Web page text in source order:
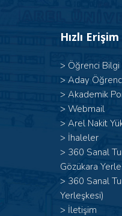
Hızlı Erişim
> Öğrenci
> Aday
> Akademik
> Webmail
> Arel Nakit
> İhaleler
> 360 Sanal
Gözükara
> 360 Sanal
Yerleşkesi)
> İletişim